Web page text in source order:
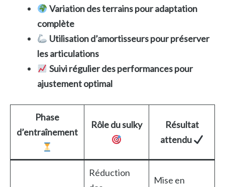
Variation des terrains pour adaptation
complète
Utilisation d’amortisseurs pour préserver
les articulations
Suivi régulier des performances pour
ajustement optimal
Phase
d’entraînement
Rôle du sulky
Résultat
attendu
Réduction
Mise en